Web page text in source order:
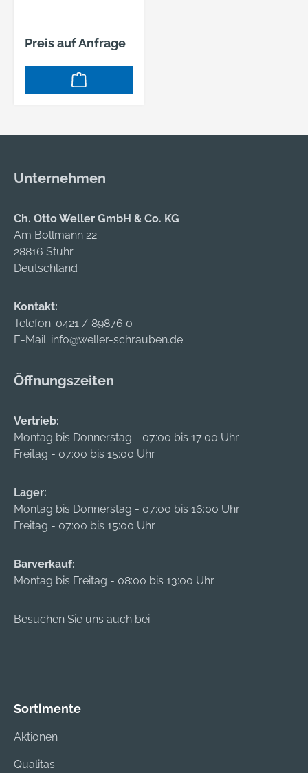
Preis auf Anfrage
Unternehmen
Ch. Otto Weller GmbH & Co. KG
Am Bollmann 22
28816 Stuhr
Deutschland
Kontakt:
Telefon: 0421 / 89876 0
E-Mail: info@weller-schrauben.de
Öffnungszeiten
Vertrieb:
Montag bis Donnerstag - 07:00 bis 17:00 Uhr
Freitag - 07:00 bis 15:00 Uhr
Lager:
Montag bis Donnerstag - 07:00 bis 16:00 Uhr
Freitag - 07:00 bis 15:00 Uhr
Barverkauf:
Montag bis Freitag - 08:00 bis 13:00 Uhr
Besuchen Sie uns auch bei:
Sortimente
Aktionen
Qualitas